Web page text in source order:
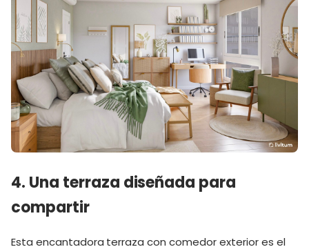
4. Una terraza diseñada para
compartir
Esta encantadora terraza con comedor exterior es el